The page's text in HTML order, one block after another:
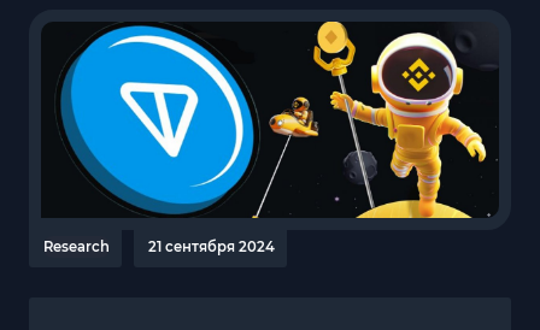
Research 21 сентября 2024